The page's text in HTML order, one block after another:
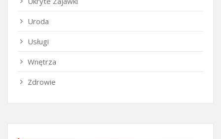
Uroda
Usługi
Wnętrza
Zdrowie